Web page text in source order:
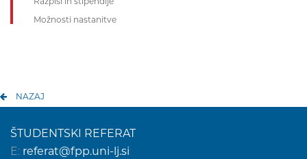
Možnosti nastanitve
NAZAJ
ŠTUDENTSKI REFERAT
E: referat@fpp.uni-lj.si